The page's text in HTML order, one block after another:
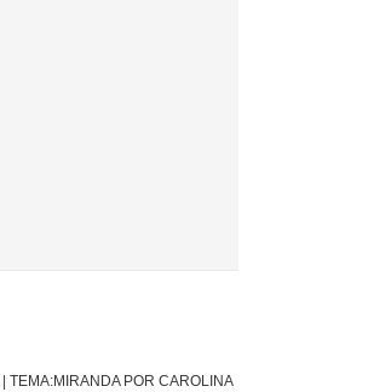
TEMA:MIRANDA POR CAROLINA